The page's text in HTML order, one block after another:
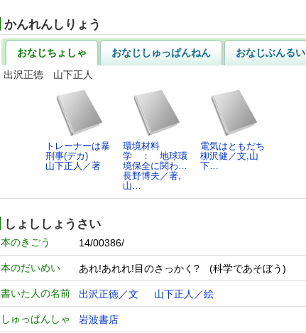
かんれんしりょう
おなじちょしゃ おなじしゅっぱんねん おなじぶんるい
出沢正徳 山下正人
トレーナーは暴
刑事(デカ)
山下正人／著
環境材料
学 ： 地球環
境保全に関わ…
長野博夫／著,
山…
電気はともだち
柳沢健／文,山
下…
しょししょうさい
本のきごう 14/00386/
本のだいめい あれ!あれれ!目のさっかく? (科学であそぼう)
書いた人の名前 出沢正徳／文 山下正人／絵
しゅっぱんしゃ
岩波書店